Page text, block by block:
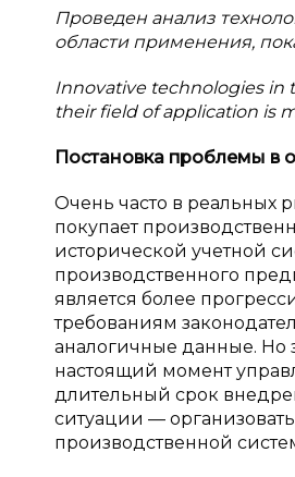
Проведен анализ
области применения,
Innovative technologies in
their field of application is
Постановка проблемы в
Очень часто в реальных
покупает
исторической учетной
производственного
является более
требованиям
аналогичные данные. Но
настоящий момент
длительный срок
ситуации —
производственной